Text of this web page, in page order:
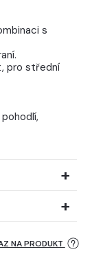
s
pro střední
NA PRODUKT